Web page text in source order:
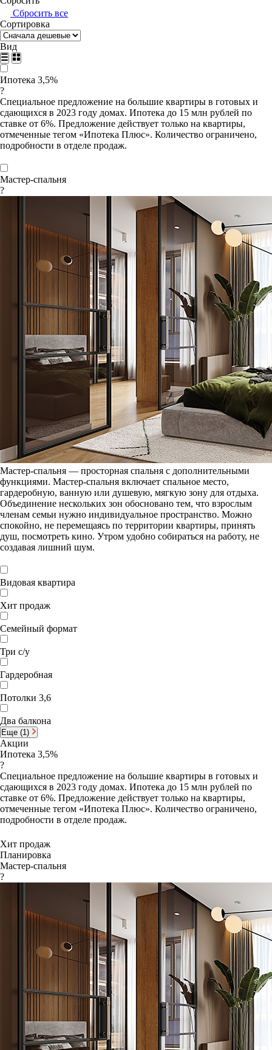
Сбросить все
Сортировка
Вид
Ипотека 3,5%
?
Специальное предложение на большие квартиры в готовых и
сдающихся в 2023 году домах. Ипотека до 15 млн рублей по
ставке от 6%. Предложение действует только на квартиры,
отмеченные тегом «Ипотека Плюс». Количество ограничено,
подробности в отделе продаж.
Мастер-спальня
?
Мастер-спальня — просторная спальня с дополнительными
функциями. Мастер-спальня включает спальное место,
гардеробную, ванную или душевую, мягкую зону для отдыха.
Объединение нескольких зон обосновано тем, что взрослым
членам семьи нужно индивидуальное пространство. Можно
спокойно, не перемещаясь по территории квартиры, принять
душ, посмотреть кино. Утром удобно собираться на работу, не
создавая лишний шум.
Видовая квартира
Хит продаж
Семейный формат
Три с/у
Гардеробная
Потолки 3,6
Два балкона
Еще (1)
Акции
Ипотека 3,5%
?
Специальное предложение на большие квартиры в готовых и
сдающихся в 2023 году домах. Ипотека до 15 млн рублей по
ставке от 6%. Предложение действует только на квартиры,
отмеченные тегом «Ипотека Плюс». Количество ограничено,
подробности в отделе продаж.
Хит продаж
Планировка
Мастер-спальня
?